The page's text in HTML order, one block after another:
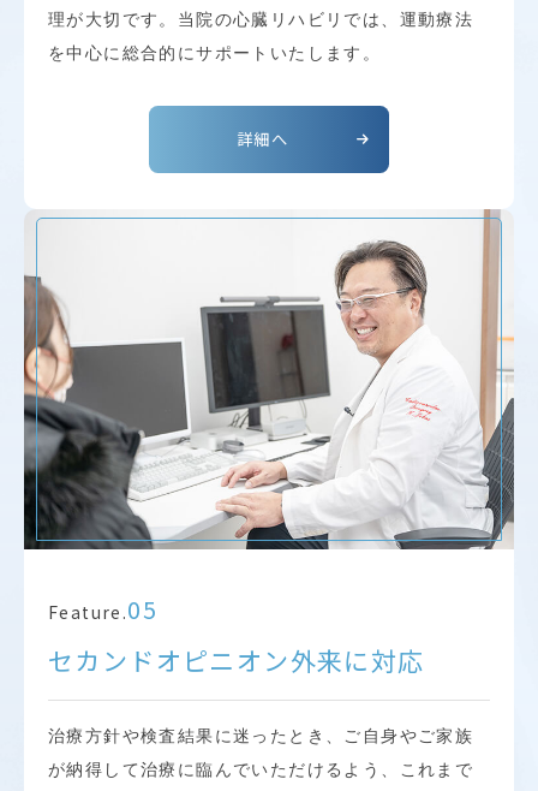
理が大切です。当院の心臓リハビリでは、運動療法
を中心に総合的にサポートいたします。
詳細へ
Feature.05
セカンドオピニオン外来に対応
治療方針や検査結果に迷ったとき、ご自身やご家族
が納得して治療に臨んでいただけるよう、これまで